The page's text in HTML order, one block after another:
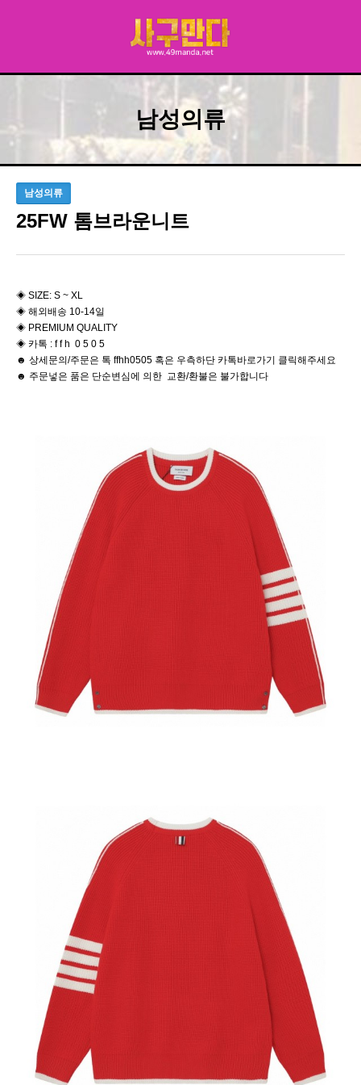
남성의류
남성의류
25FW 톰브라운니트
◈ SIZE: S ~ XL
◈ 해외배송 10-14일
◈ PREMIUM QUALITY
◈ 카톡 : f f h 0 5 0 5
☻ 상세문의/주문은 톡 ffhh0505 혹은 우측하단 카톡바로가기 클릭해주세요
☻ 주문넣은 품은 단순변심에 의한 교환/환불은 불가합니다